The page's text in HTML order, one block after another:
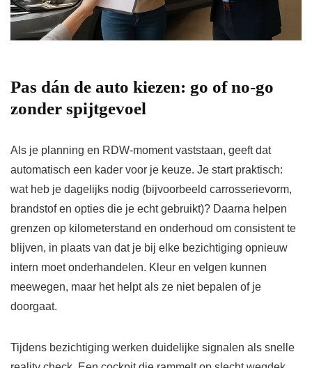
Pas dán de auto kiezen: go of no-go
zonder spijtgevoel
Als je planning en RDW-moment vaststaan, geeft dat
automatisch een kader voor je keuze. Je start praktisch:
wat heb je dagelijks nodig (bijvoorbeeld carrosserievorm,
brandstof en opties die je echt gebruikt)? Daarna helpen
grenzen op kilometerstand en onderhoud om consistent te
blijven, in plaats van dat je bij elke bezichtiging opnieuw
intern moet onderhandelen. Kleur en velgen kunnen
meewegen, maar het helpt als ze niet bepalen of je
doorgaat.
Tijdens bezichtiging werken duidelijke signalen als snelle